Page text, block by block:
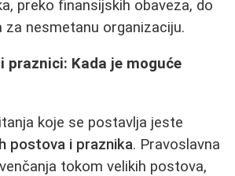
preko finansijskih obaveza, do
za nesmetanu organizaciju.
praznici: Kada je moguće
koje se postavlja jeste
postova i praznika. Pravoslavna
tokom velikih postova,